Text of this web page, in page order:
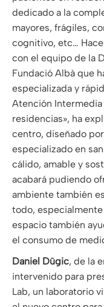
dedicado a la
mayores, frágiles,
cognitivo, etc…
con el equipo de la
Fundació Albà que
especializada y
Atención Intermedia
residencias», ha
centro, diseñado
especializado en
cálido, amable y
acabará pudiendo
ambiente también
todo,
espacio también
el consumo de
Daniel Dügic, de la
intervenido para
Lab, un laboratorio